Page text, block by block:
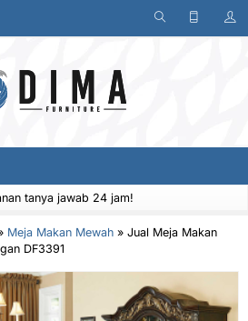
tanya jawab 24 jam!
Meja Makan Mewah » Jual Meja Makan
DF3391